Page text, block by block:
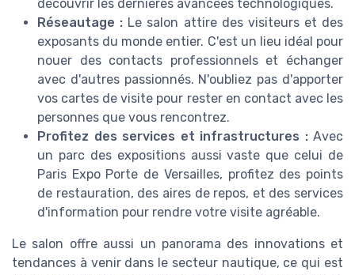
découvrir les dernières avancées technologiques.
Réseautage : Le salon attire des visiteurs et des
exposants du monde entier. C'est un lieu idéal pour
nouer des contacts professionnels et échanger
avec d'autres passionnés. N'oubliez pas d'apporter
vos cartes de visite pour rester en contact avec les
personnes que vous rencontrez.
Profitez des services et infrastructures :Avec
un parc des expositions aussi vaste que celui de
Paris Expo Porte de Versailles, profitez des points
de restauration, des aires de repos, et des services
d'information pour rendre votre visite agréable.
Le salon offre aussi un panorama des innovations et
tendances à venir dans le secteur nautique, ce qui est